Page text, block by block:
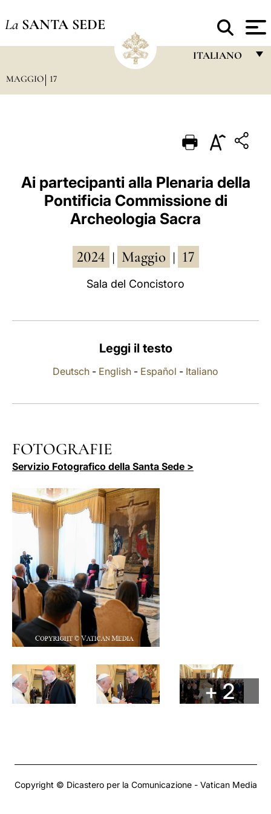
La SANTA SEDE
ITALIANO
PORTUGUÊS
ESPAÑOL
DEUTSCH
POLSKI
العربيّة
中文
MAGGIO 17
Ai partecipanti alla Plenaria della
Pontificia Commissione di
Archeologia Sacra
2024 Maggio 17
Sala del Concistoro
Leggi il testo
Deutsch - English - Español - Italiano
FOTOGRAFIE
Servizio Fotografico della Santa Sede >
+ 2
Copyright © Dicastero per la Comunicazione - Vatican Media